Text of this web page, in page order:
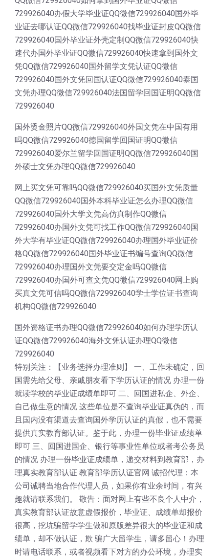
729926040办假大学毕业证QQ微信729926040国外毕
业证去哪认证QQ微信729926040找毕业证封皮QQ微信
729926040国外毕业证外壳定制QQ微信729926040快
速代办国外毕业证QQ微信729926040快速拿到国外文
凭QQ微信729926040国外留学文凭认证QQ微信
729926040国外文凭回国认证QQ微信729926040泰国
文凭办理QQ微信729926040法国留学回国证明QQ微信
729926040
国外烫金照片QQ微信729926040外国文凭在中国有用
吗QQ微信729926040德国留学回国证明QQ微信
729926040爱尔兰留学回国证明QQ微信729926040国
外硕士文凭办理QQ微信729926040
网上买文凭可靠吗QQ微信729926040买国外文凭质量
QQ微信729926040国外本科毕业证怎么办理QQ微信
729926040国外大学文凭高仿真制作QQ微信
729926040办国外文凭可找工作QQ微信729926040国
外大学有毕业证QQ微信729926040办理国外毕业证价
格QQ微信729926040国外毕业证书编号查询QQ微信
729926040办理国外文凭要交定金吗QQ微信
729926040办国外可查文凭QQ微信729926040网上购
买真文凭可信吗QQ微信729926040学士学位证书查询
机构QQ微信729926040
国外资格证书办理QQ微信729926040如何办理学历认
证QQ微信729926040海外文凭认证办理QQ微信
729926040
特别关注：【业务选择办理准则】 一、工作未确定，回
国需先给父母、亲戚朋友看下学历认证的情况 办理一份
就读学校的毕业证成绩单即可 二、回国进私企、外企、
自己做生意的情况 这些单位是不查询毕业证真伪的，而
且国内没有渠道去查询国外学历认证的真假，也不需要
提供真实教育部认证。鉴于此，办理一份毕业证成绩单
即可 三、回国进国企、银行等事业性单位或者考公务员
的情况 办理一份毕业证成绩单，递交材料到教育部，办
理真实教育部认证 教育部学历认证官网 诚招代理：本
公司诚聘当地合作代理人员，如果你有业余时间，有兴
趣就请联系我们。 敬告：面对网上有些不良个人中介，
真实教育部认证故意虚假报价，毕业证、成绩单却报价
很高，挖坑骗留学学生做和原版差异很大的毕业证和成
绩单，却不做认证，欺 骗广大留学生，请多留心！办理
时请电话联系，或者视频看下对方的办公环境，办理实